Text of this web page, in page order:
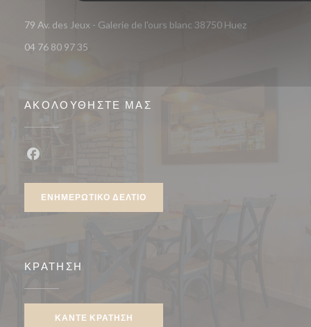
79 Av. des Jeux - Galerie de l'ours blanc 38750 Huez((ανοίγει σε
04 76 80 97 35
ΑΚΟΛΟΥΘΉΣΤΕ ΜΑΣ
ΕΝΗΜΕΡΩΤΙΚΌ ΔΕΛΤΊΟ
ΚΡΆΤΗΣΗ
ΚΆΝΤΕ ΚΡΆΤΗΣΗ